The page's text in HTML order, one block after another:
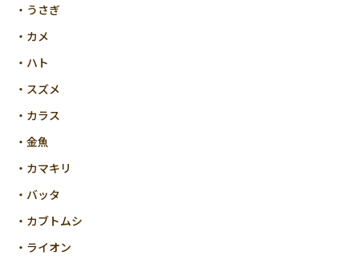
・うさぎ
・カメ
・ハト
・スズメ
・カラス
・金魚
・カマキリ
・バッタ
・カブトムシ
・ライオン